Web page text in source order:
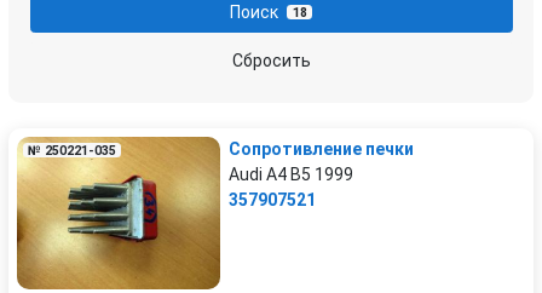
Поиск 18
Сбросить
№ 250221-035
Сопротивление печки
Audi A4 B5 1999
357907521